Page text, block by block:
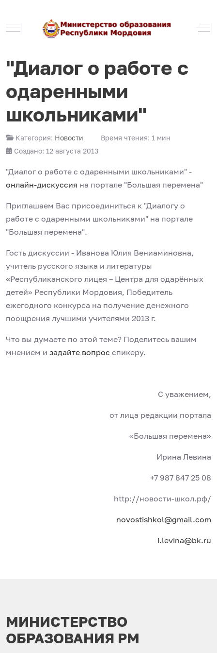
Mobile Menu Toggle
"Диалог о работе с
одаренными
школьниками"
Категория: Новости
Время чтения: 1 мин
Создано: 12 августа 2013
"Диалог о работе с одаренными школьниками" -
онлайн-дискуссия на портале "Большая перемена"
Приглашаем Вас присоединиться к "Диалогу о
работе с одаренными школьниками" на портале
"Большая перемена".
Гость дискуссии - Иванова Юлия Вениаминовна,
учитель русского языка и литературы
«Республиканского лицея – Центра для одарённых
детей» Республики Мордовия, Победитель
ежегодного конкурса на получение денежного
поощрения лучшими учителями 2013 г.
Что вы думаете по этой теме? Поделитесь вашим
мнением и задайте вопрос спикеру.
С уважением,
от лица редакции портала
«Большая перемена»
Ирина Левина
+7 987 847 25 08
http://новости-школ.рф/
novostishkol@gmail.com
i.levina@bk.ru
МИНИСТЕРСТВО
ОБРАЗОВАНИЯ РМ